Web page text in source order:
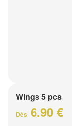
Wings 5 pcs
Dès 6.90 €